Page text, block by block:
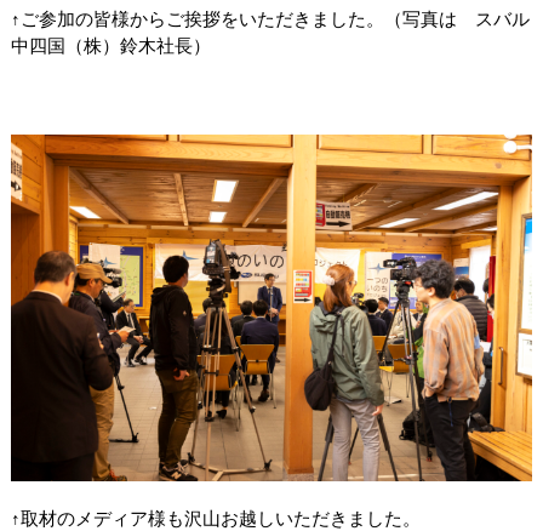
↑ご参加の皆様からご挨拶をいただきました。（写真は スバル
中四国（株）鈴木社長）
↑取材のメディア様も沢山お越しいただきました。